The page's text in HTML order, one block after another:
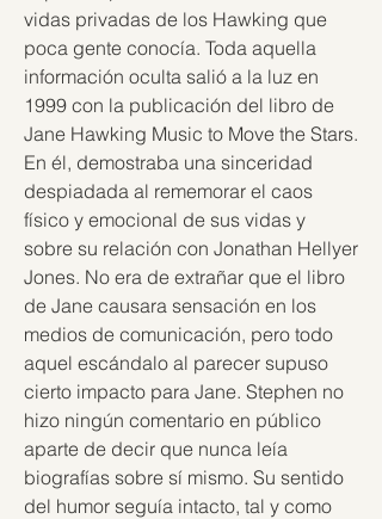
vidas privadas de los Hawking que
poca gente conocía. Toda aquella
información oculta salió a la luz en
1999 con la publicación del libro de
Jane Hawking Music to Move the Stars.
En él, demostraba una sinceridad
despiadada al rememorar el caos
físico y emocional de sus vidas y
sobre su relación con Jonathan Hellyer
Jones. No era de extrañar que el libro
de Jane causara sensación en los
medios de comunicación, pero todo
aquel escándalo al parecer supuso
cierto impacto para Jane. Stephen no
hizo ningún comentario en público
aparte de decir que nunca leía
biografías sobre sí mismo. Su sentido
del humor seguía intacto, tal y como